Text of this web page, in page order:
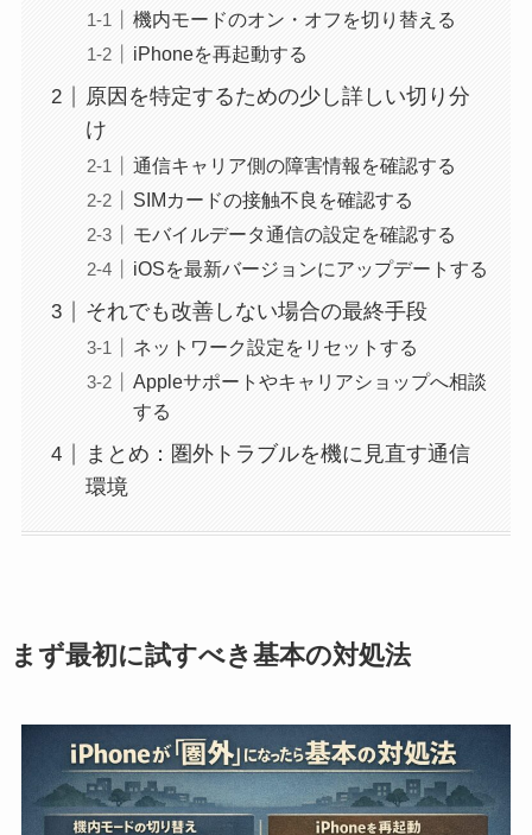
機内モードのオン・オフを切り替える
iPhoneを再起動する
原因を特定するための少し詳しい切り分
け
通信キャリア側の障害情報を確認する
SIMカードの接触不良を確認する
モバイルデータ通信の設定を確認する
iOSを最新バージョンにアップデートする
それでも改善しない場合の最終手段
ネットワーク設定をリセットする
Appleサポートやキャリアショップへ相談
する
まとめ：圏外トラブルを機に見直す通信
環境
まず最初に試すべき基本の対処法